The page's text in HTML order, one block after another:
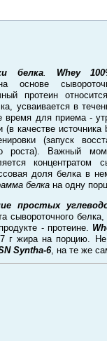
белка. Whey
основе
протеин
усваивается в
время для приема -
(в качестве источника
(запуск
роста). Важный
концентратом
доля белка в
белка на одну
простых
сывороточного
- протеине.
г жира на порцию.
Syntha-6, на те же